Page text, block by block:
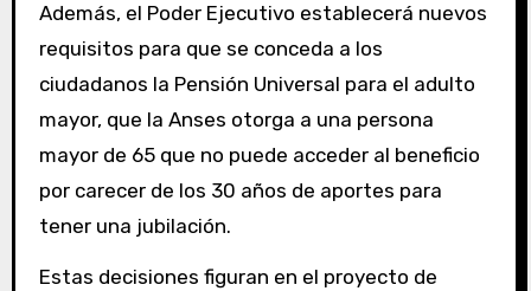
Además, el Poder Ejecutivo establecerá nuevos
requisitos para que se conceda a los
ciudadanos la Pensión Universal para el adulto
mayor, que la Anses otorga a una persona
mayor de 65 que no puede acceder al beneficio
por carecer de los 30 años de aportes para
tener una jubilación.
Estas decisiones figuran en el proyecto de